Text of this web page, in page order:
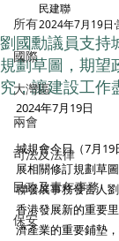
所有
國際
大灣區
兩會
司法及法律
民政及青年事務
保安
劉國勳議員支持
規劃草圖，期望
究，讓建設工作
民建聯
2024年7月19日
2024年7月19日
城規會今日（7月
展相關修訂規劃草
聯發展事務發言人
香港發展新的重要
濟產業的重要鋪墊